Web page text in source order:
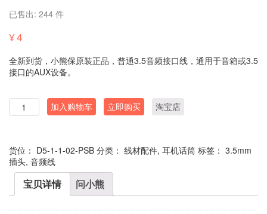
已售出: 244 件
¥4
全新到货，小熊保原装正品，普通3.5音频接口线，通用于音箱或3.5
接口的AUX设备。
数
量
加入购物车 立即购买 淘宝店
货位： D5-1-1-02-PSB 分类： 线材配件, 耳机话筒 标签： 3.5mm
插头, 音频线
宝贝详情 问小熊